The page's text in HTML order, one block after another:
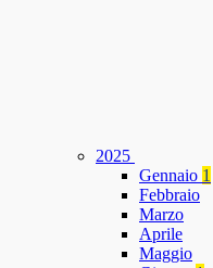
2025
Gennaio 1
Febbraio
Marzo
Aprile
Maggio